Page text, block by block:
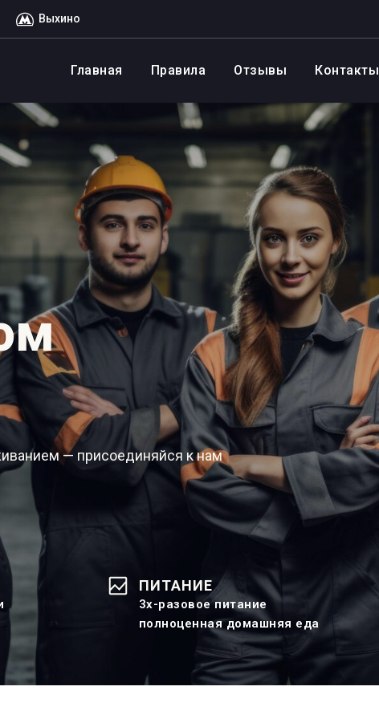
Выхино
Главная Правила Отзывы Контакты
— присоединяйся к нам
ПИТАНИЕ
3х-разовое питание
полноценная домашняя еда